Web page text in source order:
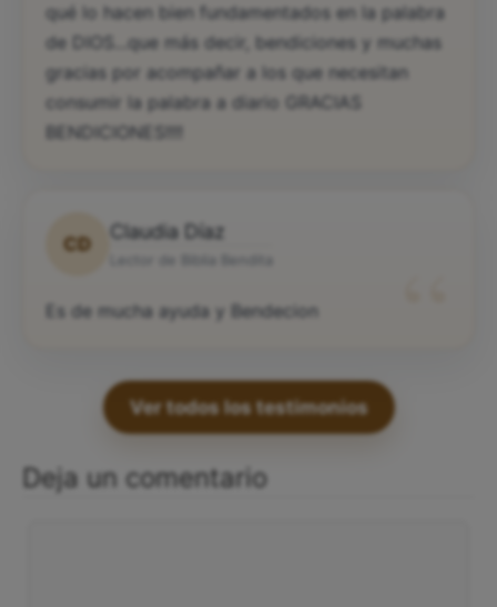
qué lo hacen bien fundamentados en la palabra
de DIOS...que más decir, bendiciones y muchas
gracias por acompañar a los que necesitan
consumir la palabra a diario GRACIAS
BENDICIONES!!!!
CD
Claudia Díaz
Es de mucha ayuda y Bendecion
Ver todos los testimonios
Deja un comentario